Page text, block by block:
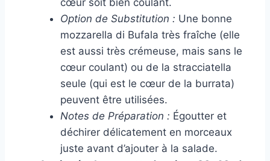
cœur soit bien coulant.
Option de Substitution : Une bonne
mozzarella di Bufala très fraîche (elle
est aussi très crémeuse, mais sans le
cœur coulant) ou de la stracciatella
seule (qui est le cœur de la burrata)
peuvent être utilisées.
Notes de Préparation : Égoutter et
déchirer délicatement en morceaux
juste avant d’ajouter à la salade.